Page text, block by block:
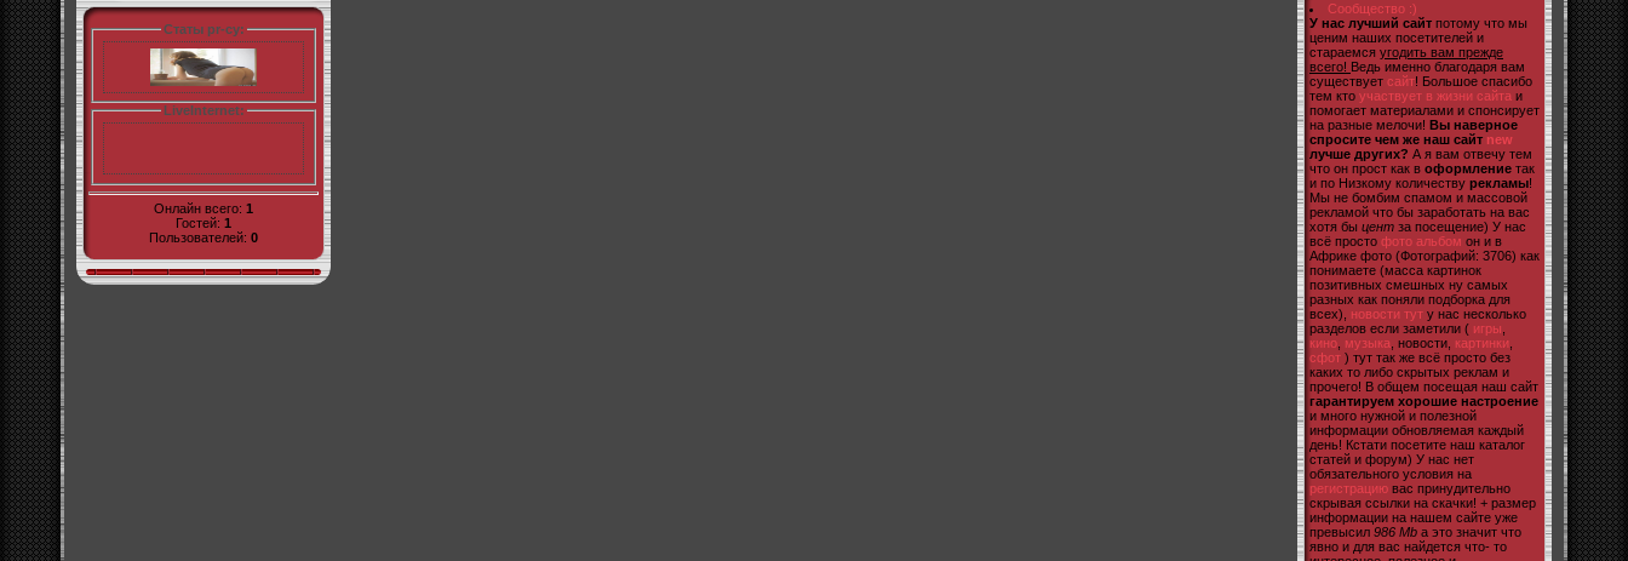
Статы pr-cy:
LiveInternet:
Онлайн всего: 1
Гостей: 1
Пользователей: 0
Сообщество :)
У нас лучший сайт потому что мы
ценим наших посетителей и
стараемся угодить вам прежде
всего! Ведь именно благодаря вам
существует сайт! Большое спасибо
тем кто участвует в жизни сайта и
помогает материалами и спонсирует
на разные мелочи! Вы наверное
спросите чем же наш сайт new
лучше других? А я вам отвечу тем
что он прост как в оформление так
и по Низкому количеству рекламы!
Мы не бомбим спамом и массовой
рекламой что бы заработать на вас
хотя бы цент за посещение) У нас
всё просто фото альбом он и в
Африке фото (Фотографий: 3706) как
понимаете (масса картинок
позитивных смешных ну самых
разных как поняли подборка для
всех), новости тут у нас несколько
разделов если заметили ( игры
кино музыка , новости, картинки
сфот ) тут так же всё просто без
каких то либо скрытых реклам и
прочего! В общем посещая наш сайт
гарантируем хорошие настроение
и много нужной и полезной
информации обновляемая каждый
день! Кстати посетите наш каталог
статей и форум) У нас нет
обязательного условия на
регистрацию вас принудительно
скрывая ссылки на скачки! + размер
информации на нашем сайте уже
превысил 986 Mb а это значит что
явно и для вас найдется что- то